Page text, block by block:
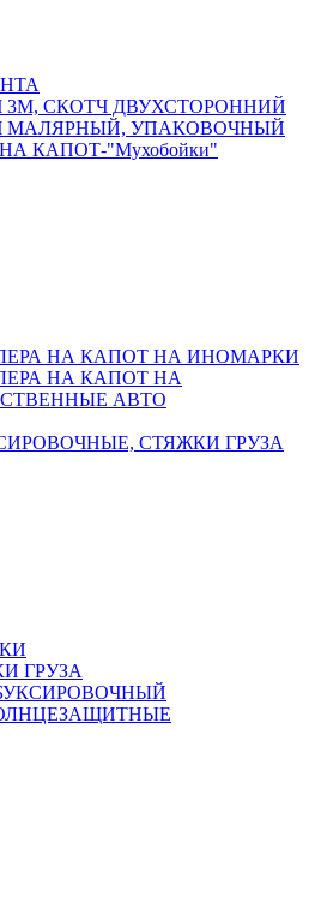
3М, СКОТЧ ДВУХСТОРОННИЙ
МАЛЯРНЫЙ, УПАКОВОЧНЫЙ
КАПОТ-"Мухобойки"
НА КАПОТ НА ИНОМАРКИ
НА КАПОТ НА
АВТО
СТЯЖКИ ГРУЗА
ГРУЗА